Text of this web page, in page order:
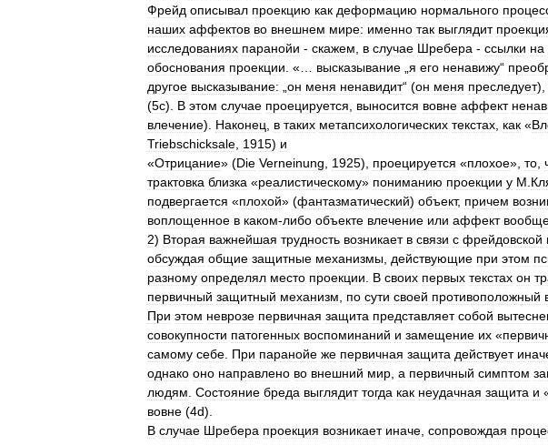
Фрейд описывал проекцию как деформацию нормального
наших аффектов во внешнем мире: именно так выглядит
исследованиях паранойи - скажем в случае Шребера - ссылки на
обоснования проекции . «… высказывание я его ненавижу“
другое высказывание: он меня ненавидит“ (он меня преследует),
(5с). В этом случае проецируется выносится вовне аффект
влечение). Наконец в таких метапсихологических текстах как «
Triebschicksale 1915) и
«Отрицание» (Die Verneinung 1925), проецируется «плохое», то
трактовка близка «реалистическому» пониманию проекции у М
подвергается «плохой» (фантазматический) объект, причем
воплощенное в каком-либо объекте влечение или аффект
2) Вторая важнейшая трудность возникает в связи с фрейдовской
обсуждая общие защитные механизмы действующие при этом
разному определял место проекции В своих первых текстах он
первичный защитный механизм по сути своей противоположный
При этом неврозе первичная защита представляет собой
совокупности патогенных воспоминаний и замещение их «
самому себе При паранойе же первичная защита действует
однако оно направлено во внешний мир а первичный симптом
людям Состояние бреда выглядит тогда как неудачная защита и
вовне (4d).
В случае Шребера проекция возникает иначе сопровождая